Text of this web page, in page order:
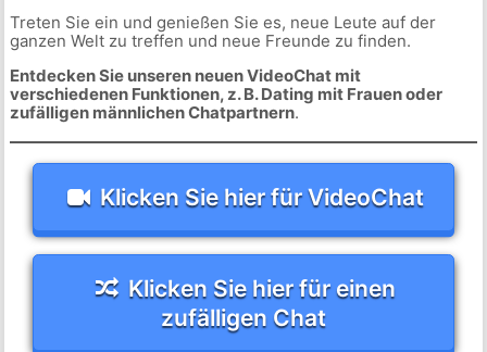
Treten Sie ein und genießen Sie es, neue Leute auf der
ganzen Welt zu treffen und neue Freunde zu finden.
Entdecken Sie unseren neuen VideoChat mit
verschiedenen Funktionen, z. B. Dating mit Frauen oder
zufälligen männlichen Chatpartnern.
Klicken Sie hier für VideoChat
Klicken Sie hier für einen
zufälligen Chat